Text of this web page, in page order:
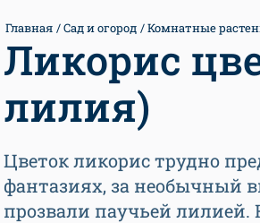
Главная Сад и огород Комнатные
Ликорис
лилия)
Цветок ликорис трудно
фантазиях, за необычный
прозвали паучьей лилией.